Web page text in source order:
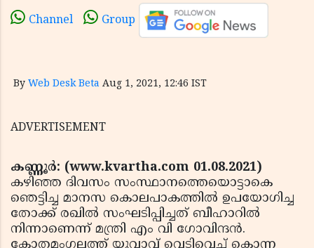
Channel Group
By Web Desk Beta Aug 1, 2021, 12:46 IST
ADVERTISEMENT
കണ്ണൂര്‍: (www.kvartha.com 01.08.2021)
കഴിഞ്ഞ ദിവസം സംസ്ഥാനത്തെയൊട്ടാകെ
ഞെട്ടിച്ച മാനസ കൊലപാകത്തില്‍ ഉപയോഗിച്ച
തോക്ക് രഖില്‍ സംഘടിപ്പിച്ചത് ബീഹാറില്‍
നിന്നാണെന്ന് മന്ത്രി എം വി ഗോവിന്ദന്‍.